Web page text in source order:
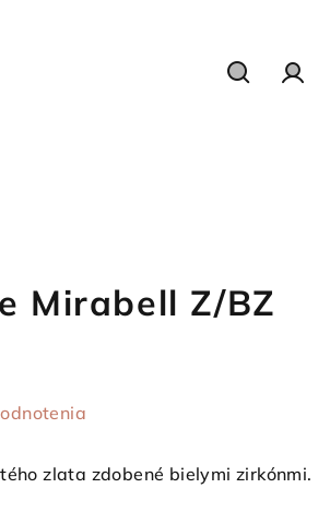
Mirabell Z/BZ
zlata zdobené bielymi zirkónmi.